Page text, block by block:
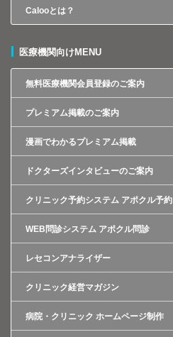
Calooとは？
医療機関向けMENU
無料医療機関会員登録のご案内
プレミアム掲載のご案内
漫画でわかるプレミアム掲載
ドクターズインタビューのご案内
クリニック予約システム アポクル予約
WEB問診システム アポクル問診
レセコンアナライザー
クリニック経営マガジン
病院・クリニック ホームページ制作